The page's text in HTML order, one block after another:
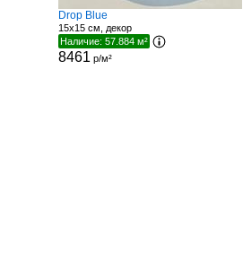
Drop Blue
15x15 см, декор
Наличие: 57.884 м²
8461 р/м²